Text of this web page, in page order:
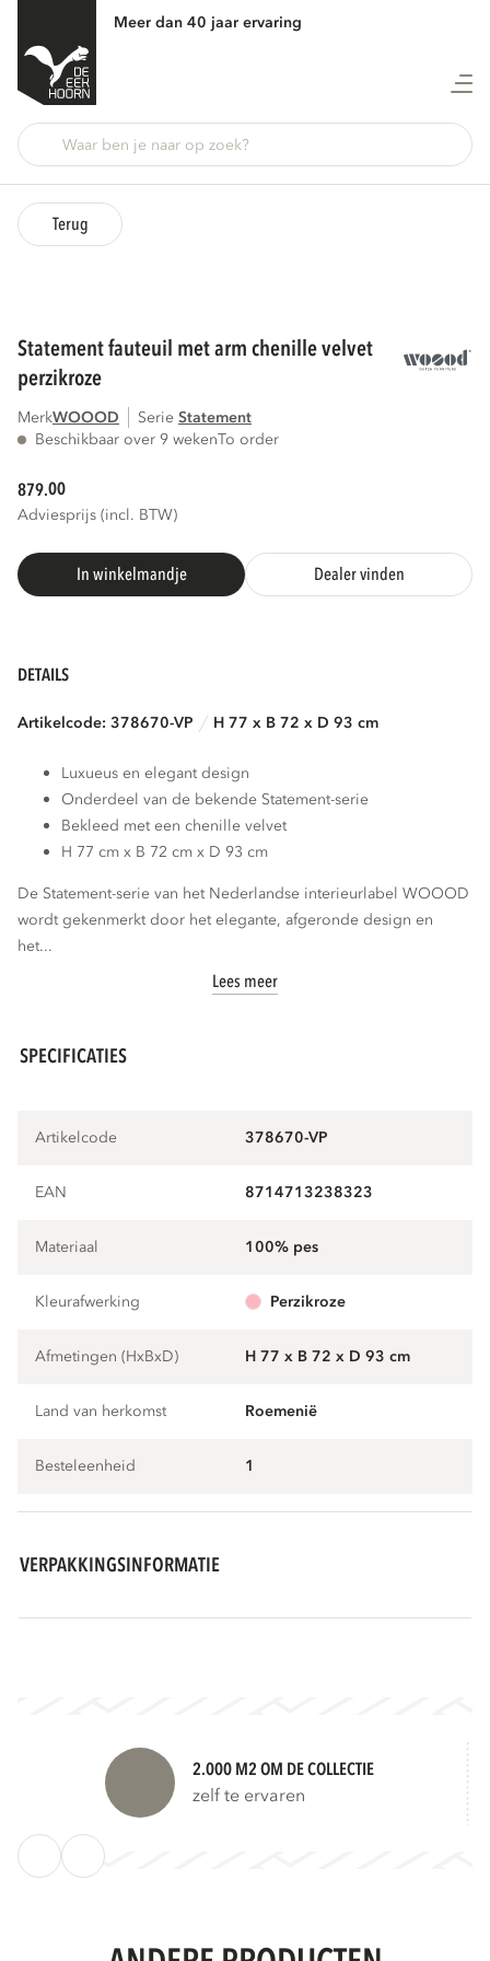
Meer dan 40 jaar ervaring
Terug
statement fauteuil met arm chenille velvet
perzikroze
MerkWOOOD Serie
statement
Beschikbaar over 9 wekenTo order
879.00
Adviesprijs (incl. BTW)
In winkelmandje Dealer vinden
DETAILS
Artikelcode: 378670-VP H 77 x B 72 x D 93 cm
Luxueus en elegant design
Onderdeel van de bekende Statement-serie
Bekleed met een chenille velvet
H 77 cm x B 72 cm x D 93 cm
De Statement-serie van het Nederlandse interieurlabel WOOOD
wordt gekenmerkt door het elegante, afgeronde design en
het...
Lees meer
SPECIFICATIES
Artikelcode 378670-VP
EAN 8714713238323
Materiaal 100% pes
Kleurafwerking perzikroze
Afmetingen (HxBxD) H 77 x B 72 x D 93 cm
Land van herkomst Roemenië
Besteleenheid 1
VERPAKKINGSINFORMATIE
2.000 M2 OM DE COLLECTIE
zelf te ervaren